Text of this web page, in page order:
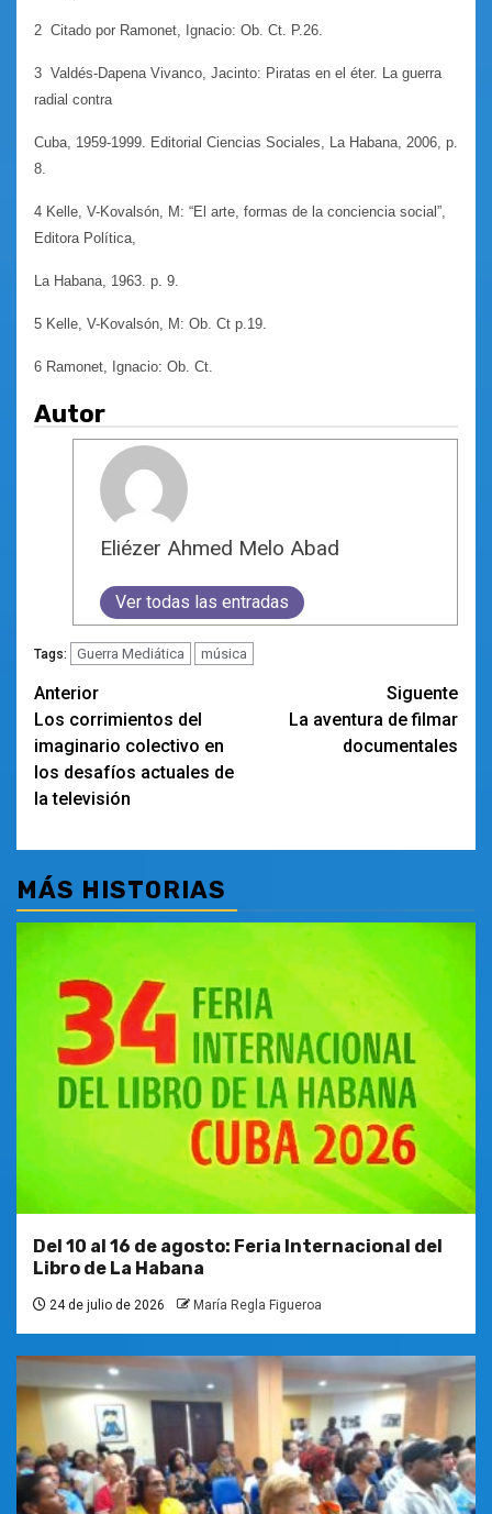
2 Citado por Ramonet, Ignacio: Ob. Ct. P.26.
3 Valdés-Dapena Vivanco, Jacinto: Piratas en el éter. La guerra
radial contra
Cuba, 1959-1999. Editorial Ciencias Sociales, La Habana, 2006, p.
8.
4 Kelle, V-Kovalsón, M: “El arte, formas de la conciencia social”,
Editora Política,
La Habana, 1963. p. 9.
5 Kelle, V-Kovalsón, M: Ob. Ct p.19.
6 Ramonet, Ignacio: Ob. Ct.
Autor
Eliézer Ahmed Melo Abad
Ver todas las entradas
Tags: Guerra Mediática música
Navegación
de
entradas
Anterior
Los corrimientos del
imaginario colectivo en
los desafíos actuales de
la televisión
Siguente
La aventura de filmar
documentales
MÁS HISTORIAS
Del 10 al 16 de agosto: Feria Internacional del
Libro de La Habana
24 de julio de 2026 María Regla Figueroa